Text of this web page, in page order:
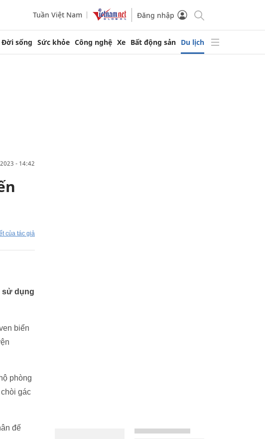
Tuần Việt Nam Đăng nhập
Đời sống Sức khỏe Công nghệ Xe Bất động sản Du lịch
- 14:42
của tác giả
sử dụng
biển
phòng
gác
đế